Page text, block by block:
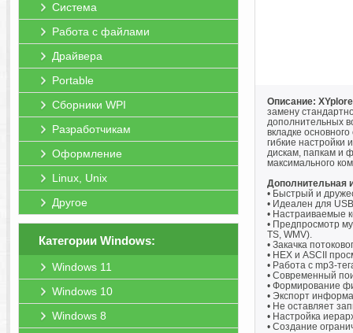
Система
Работа с файлами
Драйвера
Portable
Сборники WPI
Разработчикам
Оформление
Linux, Unix
Другое
Категории Windows:
Windows 11
Windows 10
Windows 8
Описание:
замену
дополнительных
вкладке
гибкие
дискам, папкам и
максимального
Дополнительная
• Быстрый и
• Идеален для
• Настраиваемые
• Предпросмотр
TS, WMV).
• Закачка
• HEX и ASCII
• Работа с mp3-
• Современный
• Формирование
• Экспорт
• Не оставляет
• Настройка
• Создание